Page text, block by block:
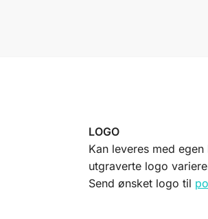
LOGO
Kan leveres med
utgraverte logo
Send ønsket logo til